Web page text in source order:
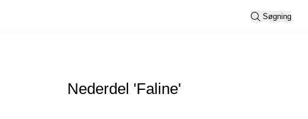
Søgning
Nederdel 'Faline'